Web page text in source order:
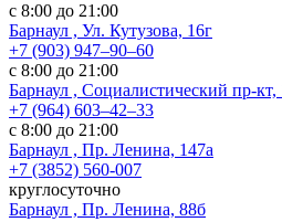
с 8:00 до 21:00
Барнаул , Ул. Кутузова, 16г
+7 (903) 947‒90‒60
с 8:00 до 21:00
Барнаул , Социалистический пр-кт,
+7 (964) 603‒42‒33
с 8:00 до 21:00
Барнаул , Пр. Ленина, 147а
+7 (3852) 560-007
круглосуточно
Барнаул , Пр. Ленина, 88б